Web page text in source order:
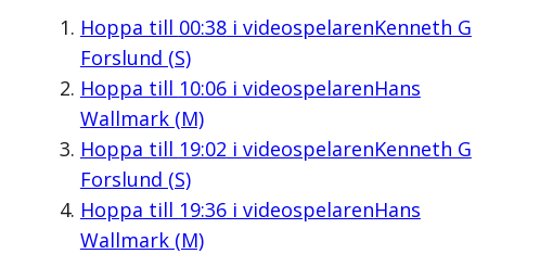
Hoppa till 00:38i videospelarenKenneth G
Forslund (S)
Hoppa till 10:06i videospelarenHans
Wallmark (M)
Hoppa till 19:02 i videospelarenKenneth G
Forslund (S)
Hoppa till 19:36i videospelarenHans
Wallmark (M)